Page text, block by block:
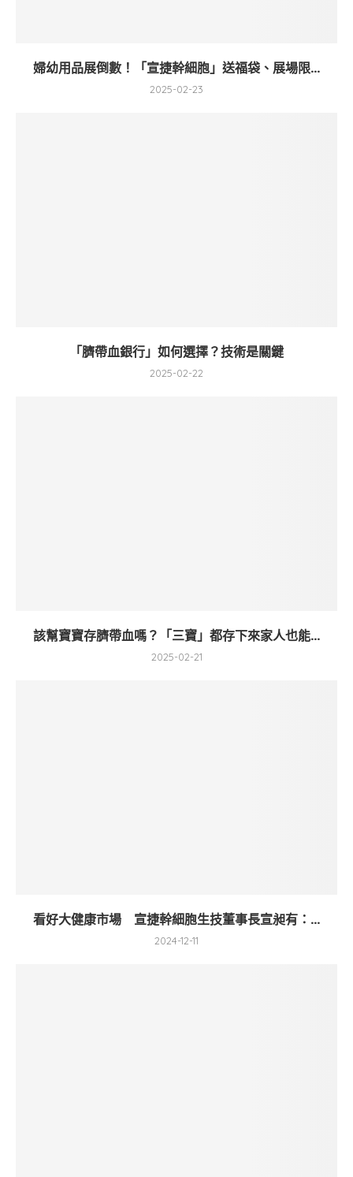
婦幼用品展倒數！「宣捷幹細胞」送福袋、展場限...
2025-02-23
「臍帶血銀行」如何選擇？技術是關鍵
2025-02-22
該幫寶寶存臍帶血嗎？「三寶」都存下來家人也能...
2025-02-21
看好大健康市場 宣捷幹細胞生技董事長宣昶有：...
2024-12-11